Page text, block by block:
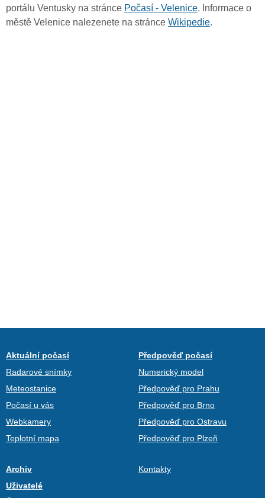
portálu Ventusky na stránce Počasí - Velenice. Informace o
městě Velenice nalezenete na stránce Wikipedie.
Aktuální počasí
Radarové snímky
Meteostanice
Počasí u vás
Webkamery
Teplotní mapa
Předpověď počasí
Numerický model
Předpověď pro Prahu
Předpověď pro Brno
Předpověď pro Ostravu
Předpověď pro Plzeň
Archiv
Uživatelé
Kontakty